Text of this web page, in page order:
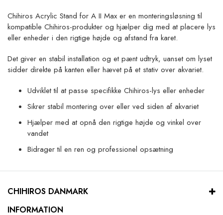
Chihiros Acrylic Stand for A II Max er en monteringsløsning til
kompatible Chihiros-produkter og hjælper dig med at placere lys
eller enheder i den rigtige højde og afstand fra karet.
Det giver en stabil installation og et pænt udtryk, uanset om lyset
sidder direkte på kanten eller hævet på et stativ over akvariet.
Udviklet til at passe specifikke Chihiros-lys eller enheder
Sikrer stabil montering over eller ved siden af akvariet
Hjælper med at opnå den rigtige højde og vinkel over
vandet
Bidrager til en ren og professionel opsætning
CHIHIROS DANMARK
INFORMATION